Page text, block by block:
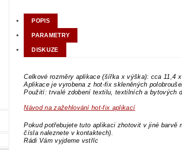
POPIS
PARAMETRY
DISKUZE
Celkové rozměry aplikace (šířka x výška): cca 11,4
Aplikace je vyrobena z hot-fix skleněných
Použití: trvalé zdobení textilu, textilních a bytových
Návod na zažehlování hot-fix aplikací
Pokud potřebujete tuto aplikaci zhotovit v jiné barvě
čísla naleznete v kontaktech).
Rádi Vám vyjdeme vstříc